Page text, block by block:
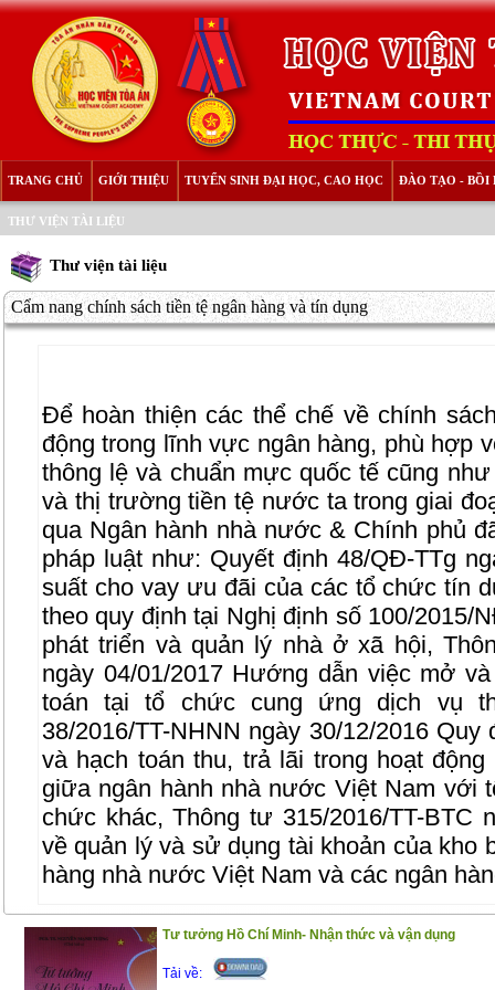
TRANG CHỦ GIỚI THIỆU TUYỂN SINH ĐẠI HỌC, CAO HỌC ĐÀO TẠO - BỒI
THƯ VIỆN TÀI LIỆU
Thư viện tài liệu
Cẩm nang chính sách tiền tệ ngân hàng và tín dụng
Để hoàn thiện các thể chế về chính
động trong lĩnh vực ngân hàng, phù hợp
thông lệ và chuẩn mực quốc tế cũng
và thị trường tiền tệ nước ta trong giai
qua Ngân hành nhà nước & Chính phủ
pháp luật như: Quyết định 48/QĐ-TTg
suất cho vay ưu đãi của các tổ chức tín
theo quy định tại Nghị định số 100/2015/
phát triển và quản lý nhà ở xã hội,
ngày 04/01/2017 Hướng dẫn việc mở
toán tại tổ chức cung ứng dịch vụ
38/2016/TT-NHNN ngày 30/12/2016
và hạch toán thu, trả lãi trong hoạt
giữa ngân hành nhà nước Việt Nam với
chức khác, Thông tư 315/2016/TT-BTC
về quản lý và sử dụng tài khoản của kho
hàng nhà nước Việt Nam và các ngân
Nội dung của cuốn sách bao gồm những
Phần I ; Luật ngân hàng, Luật các tổ
Tư tưởng Hồ Chí Minh- Nhận thức và vận dụng
Tải về: